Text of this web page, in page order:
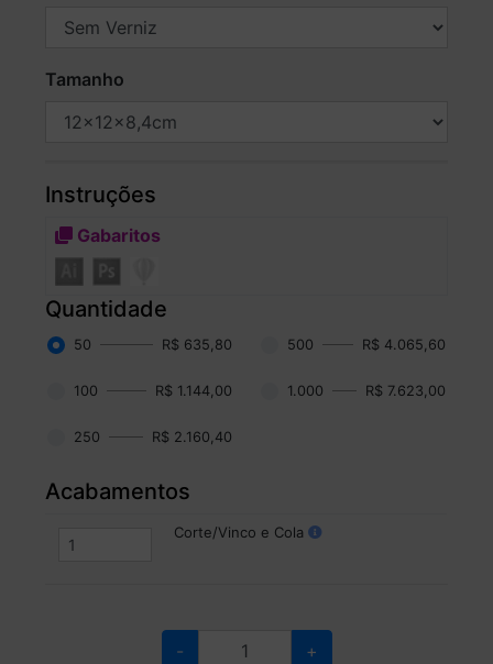
Tamanho
Instruções
Gabaritos
Quantidade
50 R$ 635,80 500 R$ 4.065,60
100 R$ 1.144,00 1.000 R$ 7.623,00
250 R$ 2.160,40
Acabamentos
Corte/Vinco e Cola
- +